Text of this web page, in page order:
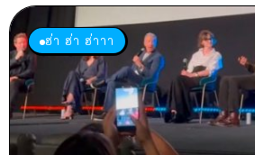
ฮ่า ฮ่า ฮ่าาา